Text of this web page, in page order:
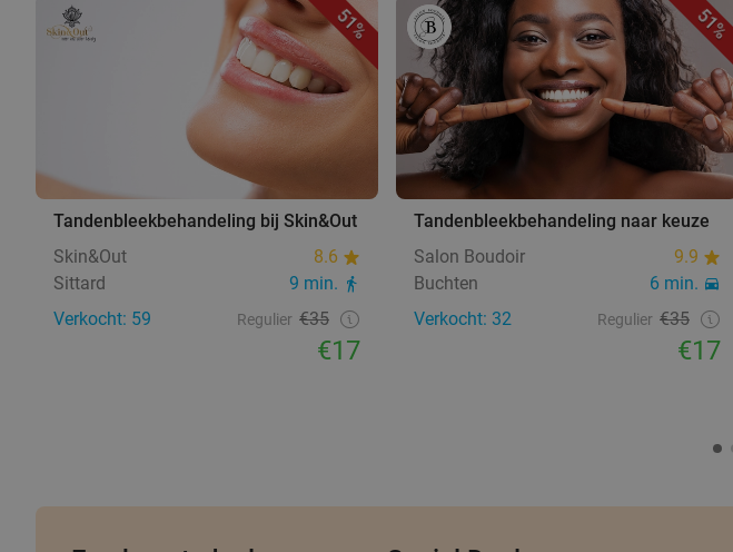
51%
Tandenbleekbehandeling bij Skin&Out
Skin&Out
8.6
Sittard
9 min.
Verkocht: 59
Regulier €35
€17
51%
Tandenbleekbehandeling naar keuze
Salon Boudoir
9.9
Buchten
6 min.
Verkocht: 32
Regulier €35
€17